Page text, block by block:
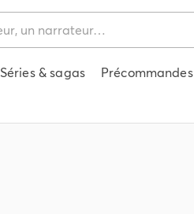
Séries & sagas Précommandes